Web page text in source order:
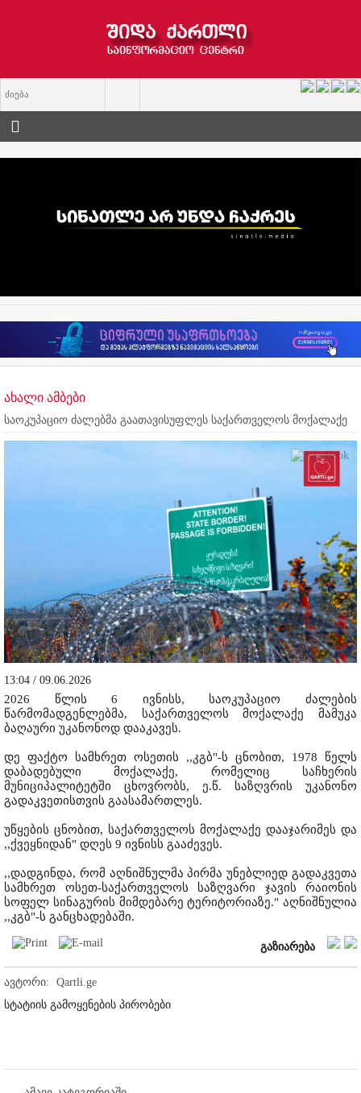
ახალი ამბები
საოკუპაციო ძალებმა გაათავისუფლეს საქართველოს მოქალაქე
13:04 / 09.06.2026
2026 წლის 6 ივნისს, საოკუპაციო ძალების
წარმომადგენლებმა, საქართველოს მოქალაქე მამუკა
ბაღაური უკანონოდ დააკავეს.
დე ფაქტო სამხრეთ ოსეთის ,,კგბ"-ს ცნობით, 1978 წელს
დაბადებული მოქალაქე, რომელიც საჩხერის
მუნიციპალიტეტში ცხოვრობს, ე.წ. საზღვრის უკანონო
გადაკვეთისთვის გაასამართლეს.
უწყების ცნობით, საქართველოს მოქალაქე დააჯარიმეს და
,,ქვეყნიდან" დღეს 9 ივნისს გააძევეს.
,,დადგინდა, რომ აღნიშნულმა პირმა უნებლიედ გადაკვეთა
სამხრეთ ოსეთ-საქართველოს საზღვარი ჯავის რაიონის
სოფელ სინაგურის მიმდებარე ტერიტორიაზე." აღნიშნულია
,,კგბ"-ს განცხადებაში.
გაზიარება
ავტორი:
Qartli.ge
სტატიის გამოყენების პირობები